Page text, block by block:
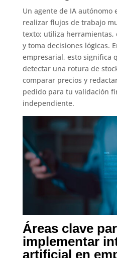
Un agente de IA autónomo
realizar flujos de trabajo
texto; utiliza herramientas,
y toma decisiones lógicas.
empresarial, esto significa
detectar una rotura de
comparar precios y
pedido para tu validación
independiente.
Áreas clave
implementar
artificial en